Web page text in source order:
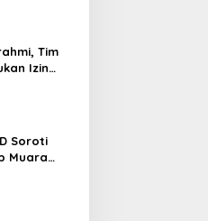
Tim
Izin
Soroti
Muara